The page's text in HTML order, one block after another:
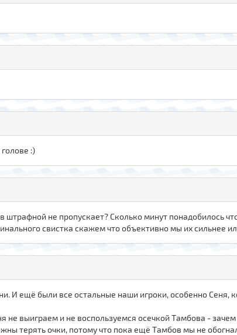
:)
не пропускает? Сколько минут понадобилось
свистка скажем что объективно мы их сильнее
И ещё были все остальные наши игроки, особенно Сеня,
не выиграем и не воспользуемся осечкой Тамбова -
терять очки, потому что пока ещё Тамбов мы не